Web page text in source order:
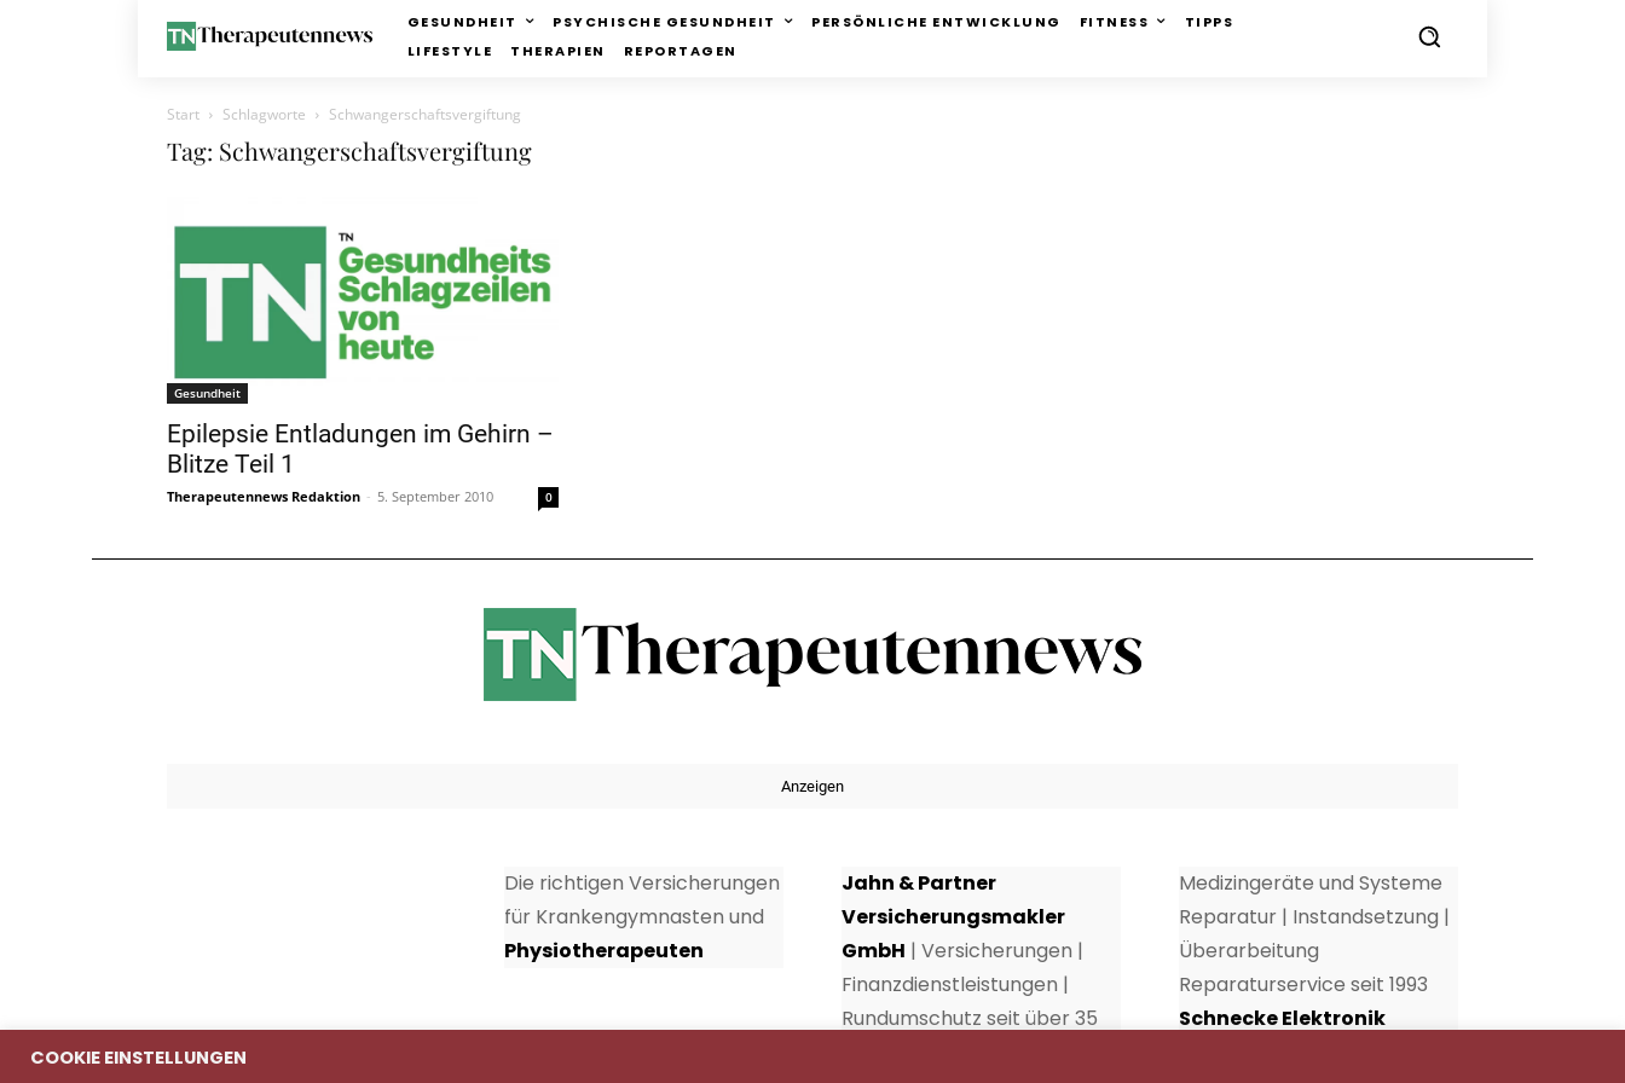
GESUNDHEIT PSYCHISCHE GESUNDHEIT PERSÖNLICHE ENTWICKLUNG FITNESS
TIPPS
LIFESTYLE
THERAPIEN REPORTAGEN
Start Schlagworte Schwangerschaftsvergiftung
Tag: Schwangerschaftsvergiftung
Gesundheit
Epilepsie Entladungen im Gehirn –
Blitze Teil 1
Therapeutennews Redaktion - 5. September 2010 0
Anzeigen
Die richtigen Versicherungen
für Krankengymnasten und
Physiotherapeuten
Jahn & Partner
Versicherungsmakler
GmbH | Versicherungen |
Finanzdienstleistungen |
Rundumschutz seit über 35
Medizingeräte und Systeme
Reparatur | Instandsetzung |
Überarbeitung
Reparaturservice seit 1993
Schnecke Elektronik
COOKIE EINSTELLUNGEN